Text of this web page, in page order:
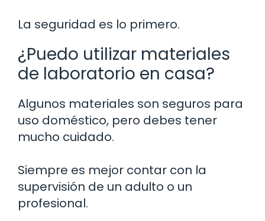
La seguridad es lo primero.
¿Puedo utilizar materiales
de laboratorio en casa?
Algunos materiales son seguros para
uso doméstico, pero debes tener
mucho cuidado.
Siempre es mejor contar con la
supervisión de un adulto o un
profesional.